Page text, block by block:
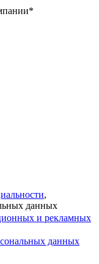
,
данных
и рекламных
данных